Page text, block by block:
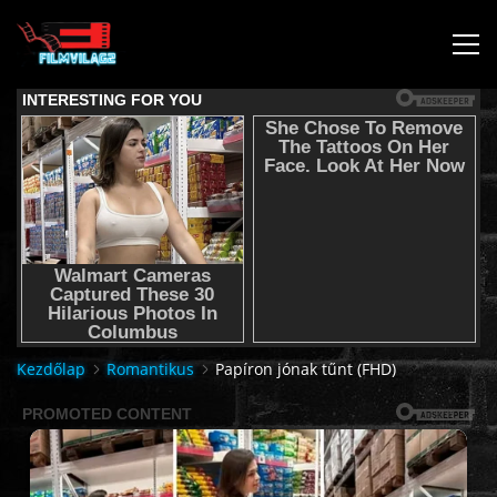
KEZDŐLAP
JOGI NYILATKOZAT,SEGÍTSÉG NYÚJTÁS,FELHASZNÁLÁSI
FELTÉTEL
AUDIO TRACK SWITCHING/HANGSÁV BEÁLLÍTÁSOK/
2K & 4K FILMEK
FILMEK (2026-OS)
Kezdőlap Romantikus Papíron jónak tűnt (FHD)